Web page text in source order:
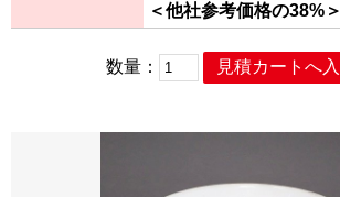
＜他社参考価格の38%＞
数量：